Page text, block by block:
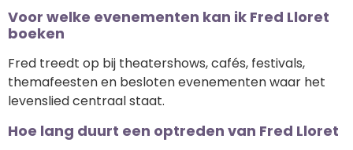
Voor welke evenementen kan ik Fred Lloret
boeken
Fred treedt op bij theatershows, cafés, festivals,
themafeesten en besloten evenementen waar het
levenslied centraal staat.
Hoe lang duurt een optreden van Fred Lloret